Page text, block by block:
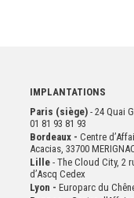
IMPLANTATIONS
Paris (siège) - 24 Quai
01 81 93 81 93
Bordeaux - Centre
Acacias, 33700
Lille- The Cloud City, 2
d’Ascq Cedex
Lyon - Europarc du